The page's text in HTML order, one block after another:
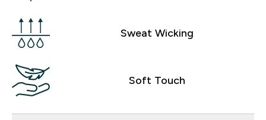
Sweat Wicking
Soft Touch